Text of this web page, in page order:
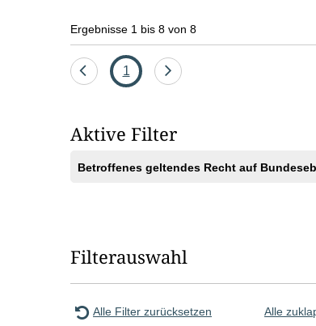
Ergebnisse 1 bis 8 von 8
Eine
Seite
1
Eine
Aktive Filter
Betroffenes geltendes Recht auf
Filterauswahl
Alle Filter zurücksetzen Alle